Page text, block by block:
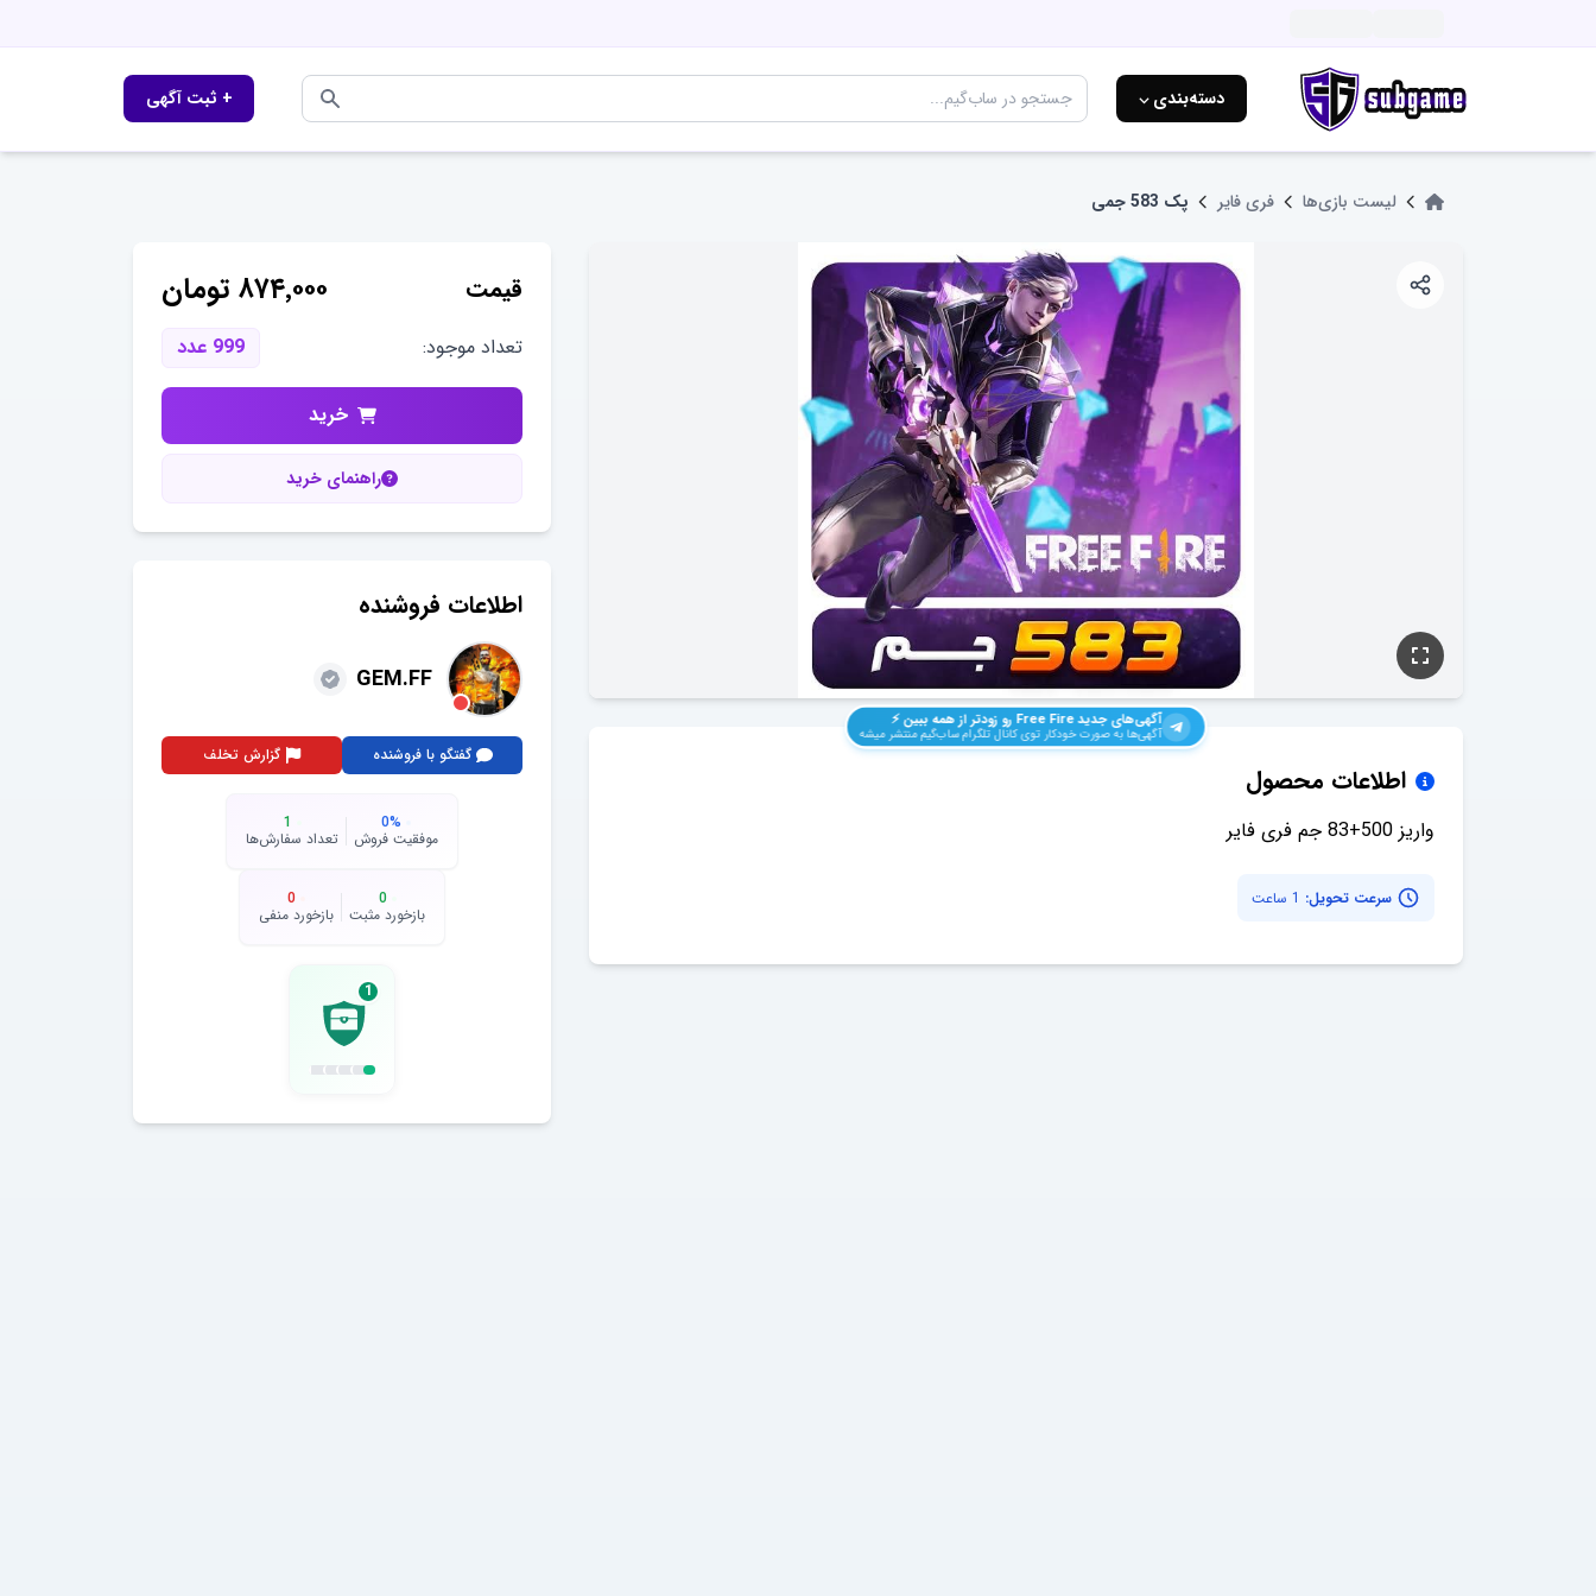
دسته‌بندی ⌵ + ثبت آگهی
لیست بازی‌ها فری فایر پک 583 جمی
آگهی‌های جدیدFree Fire رو زودتر از همه ببین ⚡️
آگهی‌ها به صورت خودکار توی کانال تلگرام ساب‌گیم منتشر میشه
اطلاعات محصول
واریز 500+83 جم فری فایر
سرعت تحویل: 1 ساعت
قیمت ۸۷۴٬۰۰۰ تومان
تعداد موجود: 999 عدد
خرید
راهنمای خرید
اطلاعات فروشنده
GEM.FF
گفتگو با فروشنده گزارش تخلف
0%
موفقیت فروش
1
تعداد سفارش‌ها
0
بازخورد مثبت
0
بازخورد منفی
1